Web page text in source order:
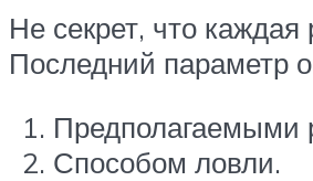
Не секрет, что
Последний параметр
Предполагаемыми
Способом ловли.